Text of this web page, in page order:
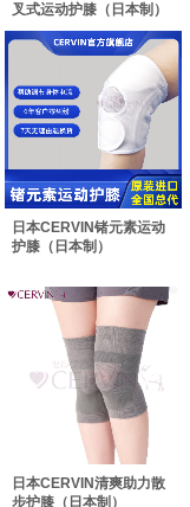
叉式运动护膝（日本制）
日本CERVIN锗元素运动
护膝（日本制）
日本CERVIN清爽助力散
步护膝（日本制）